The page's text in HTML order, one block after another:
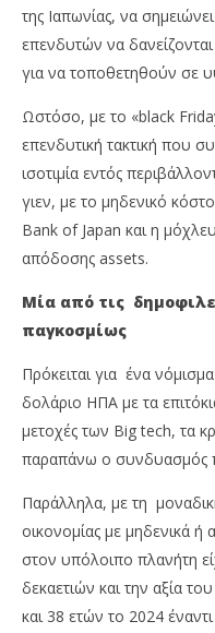
Φόβος επανόδου
γύρω από το
Monday»
17/08/2024
pressroom
της Ιαπωνίας, να
επενδυτών να
για να τοποθετηθούν σε
Ωστόσο, με το «black
επενδυτική τακτική που
ισοτιμία εντός
γιεν, με το μηδενικό
Bank of Japan και η
απόδοσης assets.
Μία από τις
παγκοσμίως
Πρόκειται για ένα
δολάριο ΗΠΑ με τα
μετοχές των Big tech, τα
παραπάνω ο συνδυασμός
Παράλληλα, με τη
οικονομίας με μηδενικά ή
στον υπόλοιπο πλανήτη
δεκαετιών και την αξία
και 38 ετών το 2024